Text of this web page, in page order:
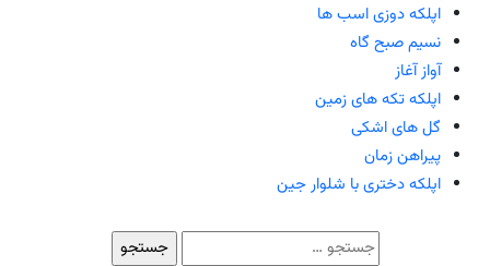
اپلکه دوزی اسب ها
نسیم صبح گاه
آواز آغاز
اپلکه تکه های زمین
گل های اشکی
پیراهن زمان
اپلکه دختری با شلوار جین
جستجو